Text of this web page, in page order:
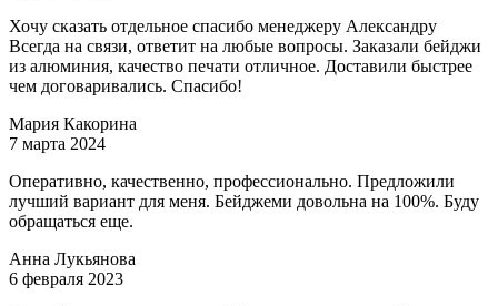
Хочу сказать отдельное спасибо менеджеру Александру
Всегда на связи, ответит на любые вопросы. Заказали бейджи
из алюминия, качество печати отличное. Доставили быстрее
чем договаривались. Спасибо!
Мария Какорина
7 марта 2024
Оперативно, качественно, профессионально. Предложили
лучший вариант для меня. Бейджеми довольна на 100%. Буду
обращаться еще.
Анна Лукьянова
6 февраля 2023